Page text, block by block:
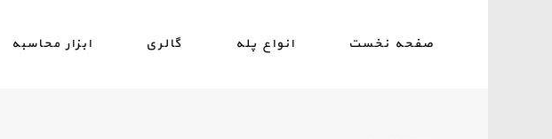
صفحه نخست انواع پله گالری ابزار محاسبه